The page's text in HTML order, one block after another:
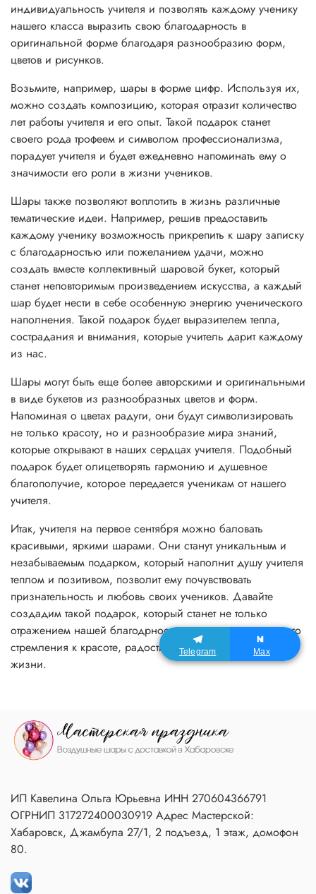
индивидуальность учителя и позволять каждому ученику
нашего класса выразить свою благодарность в
оригинальной форме благодаря разнообразию форм,
цветов и рисунков.
Возьмите, например, шары в форме цифр. Используя их,
можно создать композицию, которая отразит количество
лет работы учителя и его опыт. Такой подарок станет
своего рода трофеем и символом профессионализма,
порадует учителя и будет ежедневно напоминать ему о
значимости его роли в жизни учеников.
Шары также позволяют воплотить в жизнь различные
тематические идеи. Например, решив предоставить
каждому ученику возможность прикрепить к шару записку
с благодарностью или пожеланием удачи, можно
создать вместе коллективный шаровой букет, который
станет неповторимым произведением искусства, а каждый
шар будет нести в себе особенную энергию ученического
наполнения. Такой подарок будет выразителем тепла,
сострадания и внимания, которые учитель дарит каждому
из нас.
Шары могут быть еще более авторскими и оригинальными
в виде букетов из разнообразных цветов и форм.
Напоминая о цветах радуги, они будут символизировать
не только красоту, но и разнообразие мира знаний,
которые открывают в наших сердцах учителя. Подобный
подарок будет олицетворять гармонию и душевное
благополучие, которое передается ученикам от нашего
учителя.
Итак, учителя на первое сентября можно баловать
красивыми, яркими шарами. Они станут уникальным и
незабываемым подарком, который наполнит душу учителя
теплом и позитивом, позволит ему почувствовать
признательность и любовь своих учеников. Давайте
создадим такой подарок, который станет не только
отражением нашей благодрности, но и символом нашего
стремления к красоте, радости и гармонии в учебе и
жизни.
ИП Кавелина Ольга Юрьевна ИНН 270604366791
ОГРНИП 317272400030919 Адрес Мастерской:
Хабаровск, Джамбула 27/1, 2 подъезд, 1 этаж, домофон
80.
Telegram Max